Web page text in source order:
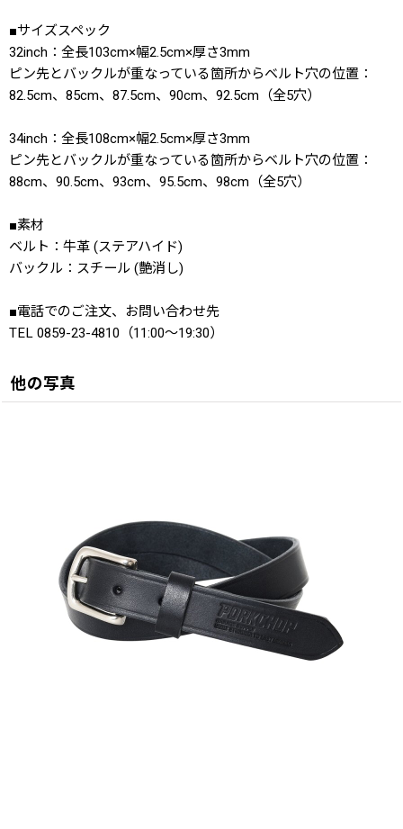
■サイズスペック
32inch：全長103cm×幅2.5cm×厚さ3mm
ピン先とバックルが重なっている箇所からベルト穴の位置：
82.5cm、85cm、87.5cm、90cm、92.5cm（全5穴）
34inch：全長108cm×幅2.5cm×厚さ3mm
ピン先とバックルが重なっている箇所からベルト穴の位置：
88cm、90.5cm、93cm、95.5cm、98cm（全5穴）
■素材
ベルト：牛革 (ステアハイド)
バックル：スチール (艶消し)
■電話でのご注文、お問い合わせ先
TEL 0859-23-4810（11:00〜19:30）
他の写真